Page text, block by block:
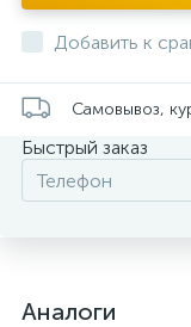
Добавить к
Самовывоз,
Быстрый заказ
Аналоги